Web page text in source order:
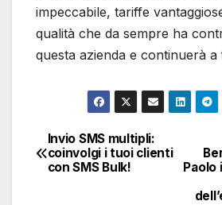
impeccabile, tariffe
qualità che da sempre ha
questa azienda e continuerà
Navigazione
articoli
Paolo
Invio SMS multipli:
coinvolgi i tuoi clienti
con SMS Bulk!